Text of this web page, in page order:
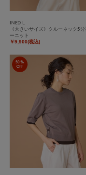
INED L
《大きいサイズ》クルーネック5
ーニット
￥9,900(税込)
50%
OFF